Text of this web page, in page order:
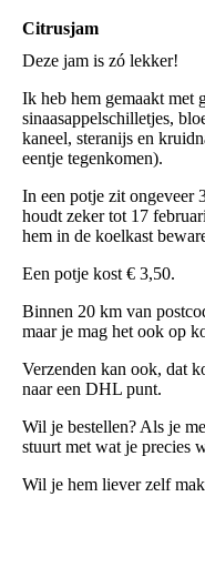
Citrusjam
Deze jam is zó lekker!
Ik heb hem gemaakt met
sinaasappelschilletjes,
kaneel, steranijs en
eentje tegenkomen).
In een potje zit ongeveer
houdt zeker tot 17
hem in de koelkast
Een potje kost € 3,50.
Binnen 20 km van
maar je mag het ook op
Verzenden kan ook, dat
naar een DHL punt.
Wil je bestellen? Als je
stuurt met wat je precies
Wil je hem liever zelf